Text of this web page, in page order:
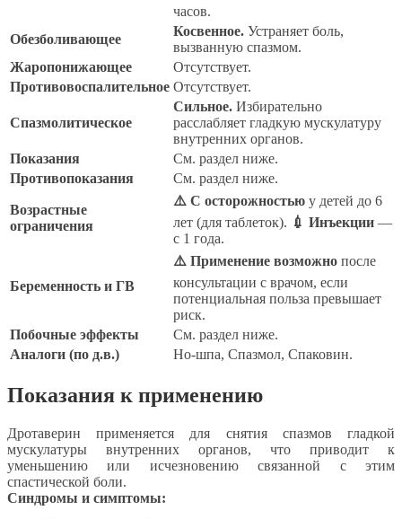
часов.
Обезболивающее
Косвенное. Устраняет боль,
вызванную спазмом.
Жаропонижающее
Отсутствует.
Противовоспалительное Отсутствует.
Спазмолитическое
Сильное. Избирательно
расслабляет гладкую мускулатуру
внутренних органов.
Показания
См. раздел ниже.
Противопоказания
См. раздел ниже.
Возрастные
ограничения
⚠️ С осторожностью у детей до 6
лет (для таблеток). 💉 Инъекции —
с 1 года.
Беременность и ГВ
⚠️ Применение возможно после
консультации с врачом, если
потенциальная польза превышает
риск.
Побочные эффекты
См. раздел ниже.
Аналоги (по д.в.)
Но-шпа, Спазмол, Спаковин.
Показания к применению
Дротаверин применяется для снятия спазмов гладкой
мускулатуры внутренних органов, что приводит к
уменьшению или исчезновению связанной с этим
спастической боли.
Синдромы и симптомы: